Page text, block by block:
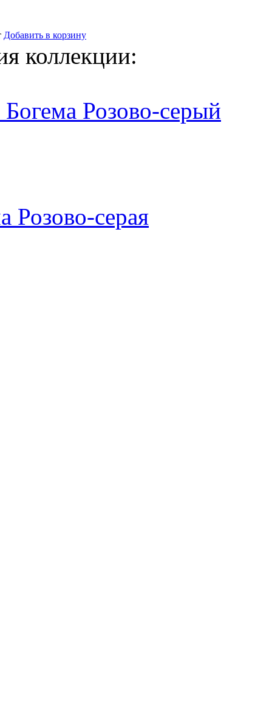
Добавить в корзину
коллекции:
Розово-серый
Розово-серая